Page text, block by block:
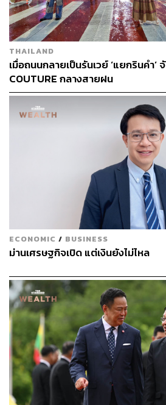
9/
Facebook:THE STANDARD
YouTube:
สามารถติดตาม THE
ผ่านแอปพลิเคชันต่างๆ ที่คุณสะดวกห
แหล่งท่องเที่ยว โครงสร้างพื้นฐ
เลือกตั้ง 2569
การท่องเที่ยว
นโยบายกระตุ้นเศรษฐกิจ
เที่ยว
มาตรการกระตุ้นเศรษฐกิจ
เศร
การเลือกตั้ง
อุตสาหกรรมท่องเ
พรรคการเมือง
เลือกตั้ง
ABOUT THE
THAILAND
เมื่อถนนกลายเป็นรันเวย์ ‘แยกรินคำ’
COUTURE กลางสายฝน
ECONOMIC / BUSINESS
ม่านเศรษฐกิจเปิด แต่เงินยังไม่ไหล